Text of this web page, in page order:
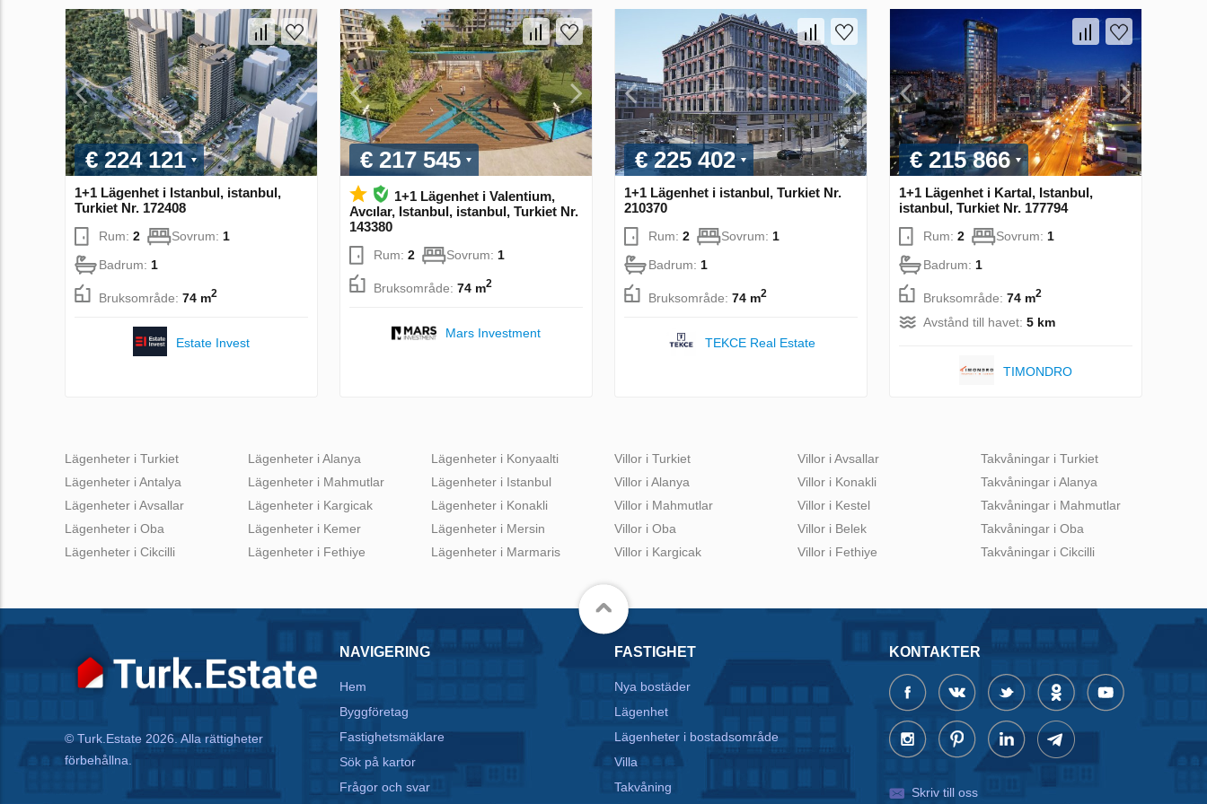
€ 224 121
1+1 Lägenhet i Istanbul, istanbul,
Turkiet Nr. 172408
Rum: 2 Sovrum: 1
Badrum: 1
Bruksområde: 74 m2
Estate Invest
€ 217 545
1+1 Lägenhet i Valentium,
Avcılar, Istanbul, istanbul, Turkiet Nr.
143380
Rum: 2 Sovrum: 1
Bruksområde: 74 m2
Mars Investment
€ 225 402
1+1 Lägenhet i istanbul, Turkiet Nr.
210370
Rum: 2 Sovrum: 1
Badrum: 1
Bruksområde: 74 m2
TEKCE Real Estate
€ 215 866
1+1 Lägenhet i Kartal, Istanbul,
istanbul, Turkiet Nr. 177794
Rum: 2 Sovrum: 1
Badrum: 1
Bruksområde: 74 m2
Avstånd till havet: 5 km
TIMONDRO
Lägenheter i Turkiet
Lägenheter i Antalya
Lägenheter i Avsallar
Lägenheter i Oba
Lägenheter i Cikcilli
Lägenheter i Alanya
Lägenheter i Mahmutlar
Lägenheter i Kargicak
Lägenheter i Kemer
Lägenheter i Fethiye
Lägenheter i Konyaalti
Lägenheter i Istanbul
Lägenheter i Konakli
Lägenheter i Mersin
Lägenheter i Marmaris
Villor i Turkiet
Villor i Alanya
Villor i Mahmutlar
Villor i Oba
Villor i Kargicak
Villor i Avsallar
Villor i Konakli
Villor i Kestel
Villor i Belek
Villor i Fethiye
Takvåningar i Turkiet
Takvåningar i Alanya
Takvåningar i Mahmutlar
Takvåningar i Oba
Takvåningar i Cikcilli
© Turk.Estate 2026. Alla rättigheter
förbehållna.
NAVIGERING
Hem
Byggföretag
Fastighetsmäklare
Sök på kartor
Frågor och svar
FASTIGHET
Nya bostäder
Lägenhet
Lägenheter i bostadsområde
Villa
Takvåning
KONTAKTER
Skriv till oss